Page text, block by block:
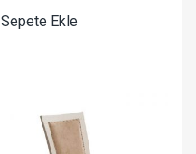
Sepete Ekle